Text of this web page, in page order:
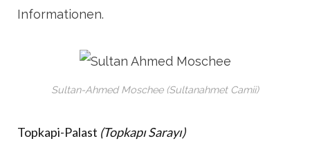
Informationen.
Sultan-Ahmed Moschee (Sultanahmet Camii)
Topkapi-Palast (Topkapı Sarayı)